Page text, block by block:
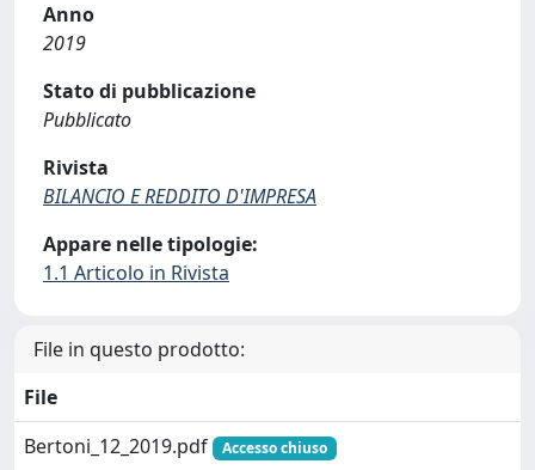
Anno
2019
Stato di pubblicazione
Pubblicato
Rivista
BILANCIO E REDDITO D'IMPRESA
Appare nelle tipologie:
1.1 Articolo in Rivista
File in questo prodotto:
File
Bertoni_12_2019.pdf
Accesso chiuso